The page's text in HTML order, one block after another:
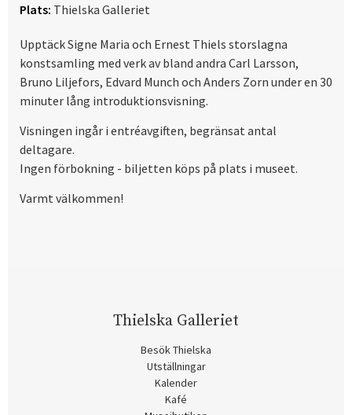
Plats: Thielska Galleriet
Upptäck Signe Maria och Ernest Thiels storslagna
konstsamling med verk av bland andra Carl Larsson,
Bruno Liljefors, Edvard Munch och Anders Zorn under en 30
minuter lång introduktionsvisning.
Visningen ingår i entréavgiften, begränsat antal
deltagare.
Ingen förbokning - biljetten köps på plats i museet.
Varmt välkommen!
Thielska Galleriet
Besök Thielska
Utställningar
Kalender
Kafé